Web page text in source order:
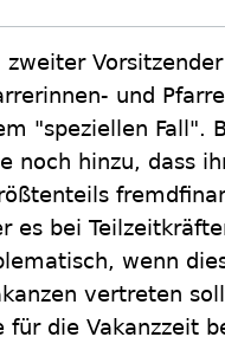
zweiter
und
"speziellen Fall".
noch hinzu, dass
es bei
wenn
vertreten
für die Vakanzzeit